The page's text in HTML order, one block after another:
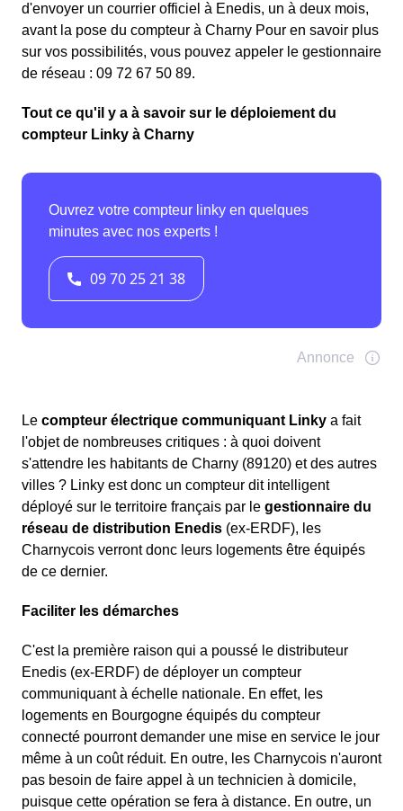
d'envoyer un courrier officiel à Enedis, un à deux mois,
avant la pose du compteur à Charny Pour en savoir plus
sur vos possibilités, vous pouvez appeler le gestionnaire
de réseau : 09 72 67 50 89.
Tout ce qu'il y a à savoir sur le déploiement du
compteur Linky à Charny
Le compteur électrique communiquant Linky a fait
l'objet de nombreuses critiques : à quoi doivent
s'attendre les habitants de Charny (89120) et des autres
villes ? Linky est donc un compteur dit intelligent
déployé sur le territoire français par le gestionnaire du
réseau de distribution Enedis (ex-ERDF), les
Charnycois verront donc leurs logements être équipés
de ce dernier.
Faciliter les démarches
C'est la première raison qui a poussé le distributeur
Enedis (ex-ERDF) de déployer un compteur
communiquant à échelle nationale. En effet, les
logements en Bourgogne équipés du compteur
connecté pourront demander une mise en service le jour
même à un coût réduit. En outre, les Charnycois n'auront
pas besoin de faire appel à un technicien à domicile,
puisque cette opération se fera à distance. En outre, un